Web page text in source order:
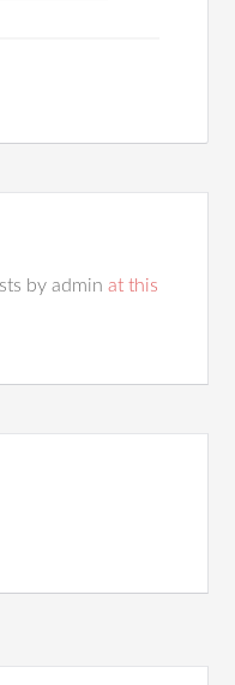
by adminat this